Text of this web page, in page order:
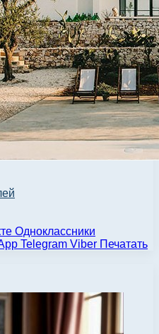
Одноклассники
Telegram Viber Печатать